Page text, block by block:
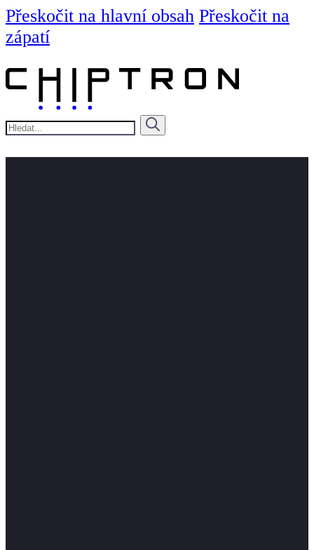
Přeskočit na hlavní obsah Přeskočit na
zápatí
Hledat